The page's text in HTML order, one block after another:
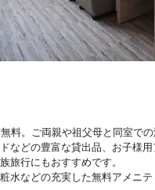
料。ご両親や祖父母と同室で
などの豊富な貸出品、お子
旅行にもおすすめです。
水などの充実した無料アメニテ